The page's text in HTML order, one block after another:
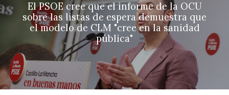
El PSOE cree que el informe de la OCU
sobre las listas de espera demuestra que
el modelo de CLM "cree en la sanidad
pública"